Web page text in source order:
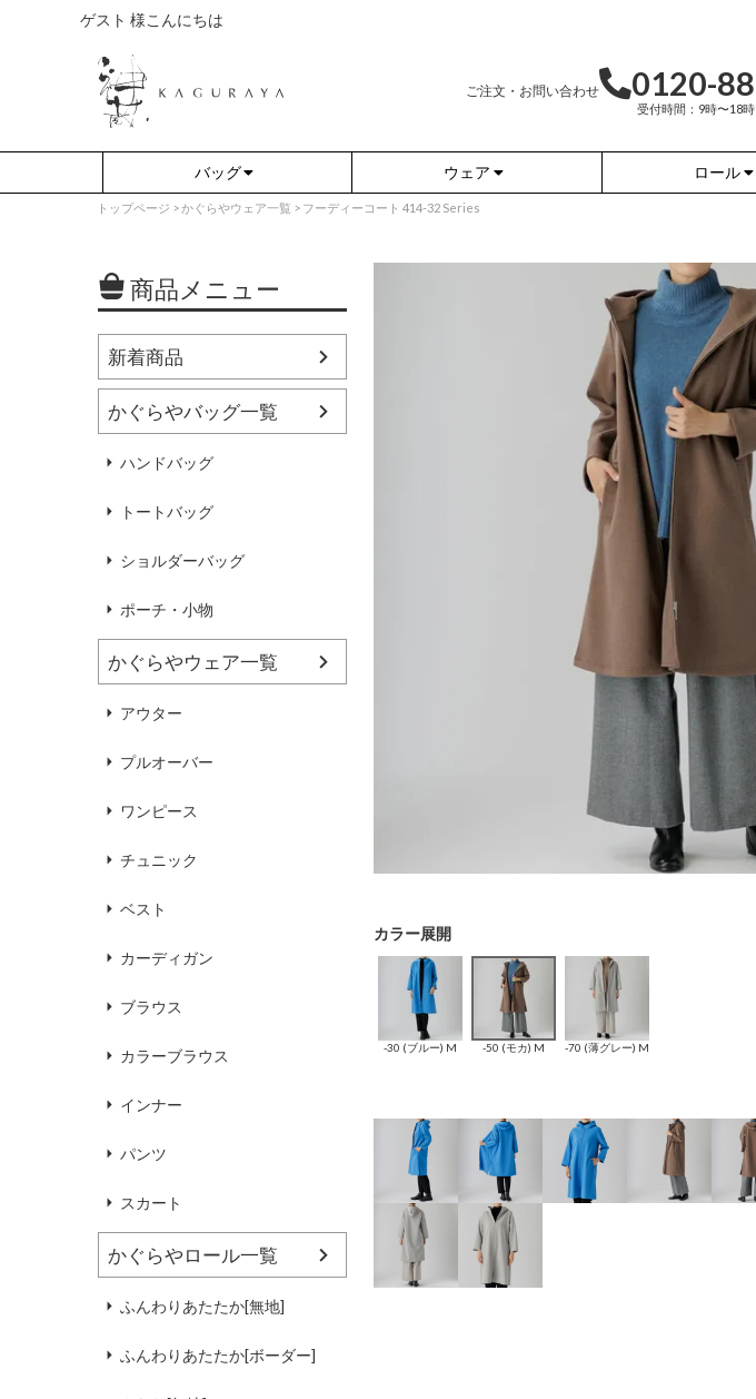
ゲスト 様こんにちは
ご注文・お問い合わせ 0120-
受付時間：9時〜18時
バッグ
かぐら
ハンドバッグ トートバッグ
かぐら
ウェア
かぐら
アウター ワンピース
ブラウス インナー
かぐら
ロール
かぐら
さらり（無地）
（綿80%、ポリエステル15%、
さらり（ボーダー） ふんわりあたたか（無地）
（綿56%、アクリル24%、
ナイロン16%、
ポリウレタン4%）
麻（無地）
麻12%、ラミー12%、
かぐら
雑
ネックレス
雑
トップページ かぐらやウェア一覧 フーディーコート 414-32 Series
商品メニュー
新着商品
かぐらやバッグ一覧
ハンドバッグ
トートバッグ
ショルダーバッグ
ポーチ・小物
かぐらやウェア一覧
アウター
プルオーバー
ワンピース
チュニック
ベスト
カーディガン
ブラウス
カラーブラウス
インナー
パンツ
スカート
かぐらやロール一覧
ふんわりあたたか[無地]
ふんわりあたたか[ボーダー]
-30 (ブルー) M -50 (モカ) M -70 (薄グレー) M